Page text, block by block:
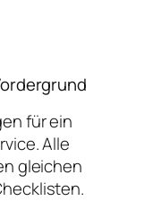
für ein
Alle
gleichen